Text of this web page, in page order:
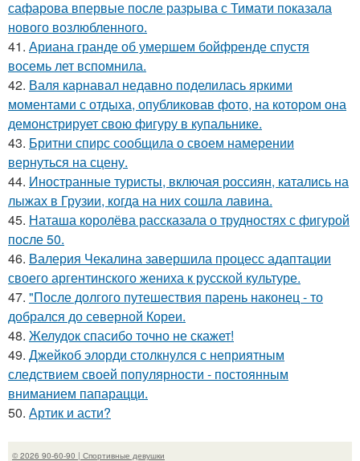
сафарова впервые после разрыва с Тимати показала
нового возлюбленного.
41. Ариана гранде об умершем бойфренде спустя
восемь лет вспомнила.
42. Валя карнавал недавно поделилась яркими
моментами с отдыха, опубликовав фото, на котором она
демонстрирует свою фигуру в купальнике.
43. Бритни спирс сообщила о своем намерении
вернуться на сцену.
44. Иностранные туристы, включая россиян, катались на
лыжах в Грузии, когда на них сошла лавина.
45. Наташа королёва рассказала о трудностях с фигурой
после 50.
46. Валерия Чекалина завершила процесс адаптации
своего аргентинского жениха к русской культуре.
47. "После долгого путешествия парень наконец - то
добрался до северной Кореи.
48. Желудок спасибо точно не скажет!
49. Джейкоб элорди столкнулся с неприятным
следствием своей популярности - постоянным
вниманием папарацци.
50. Артик и асти?
© 2026 90-60-90 | Спортивные девушки